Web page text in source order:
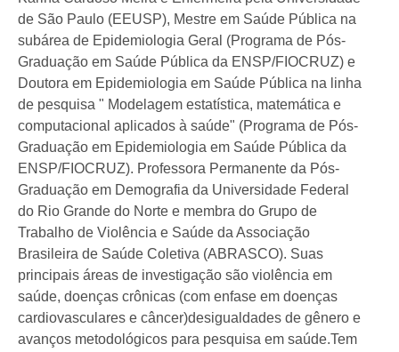
de São Paulo (EEUSP), Mestre em Saúde Pública na
subárea de Epidemiologia Geral (Programa de Pós-
Graduação em Saúde Pública da ENSP/FIOCRUZ) e
Doutora em Epidemiologia em Saúde Pública na linha
de pesquisa " Modelagem estatística, matemática e
computacional aplicados à saúde" (Programa de Pós-
Graduação em Epidemiologia em Saúde Pública da
ENSP/FIOCRUZ). Professora Permanente da Pós-
Graduação em Demografia da Universidade Federal
do Rio Grande do Norte e membra do Grupo de
Trabalho de Violência e Saúde da Associação
Brasileira de Saúde Coletiva (ABRASCO). Suas
principais áreas de investigação são violência em
saúde, doenças crônicas (com enfase em doenças
cardiovasculares e câncer)desigualdades de gênero e
avanços metodológicos para pesquisa em saúde.Tem